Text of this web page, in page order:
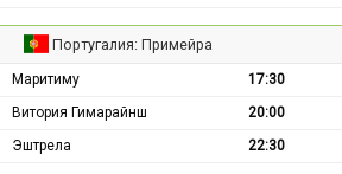
Португалия: Примейра
Маритиму 17:30
Витория Гимарайнш
20:00
Эштрела
22:30